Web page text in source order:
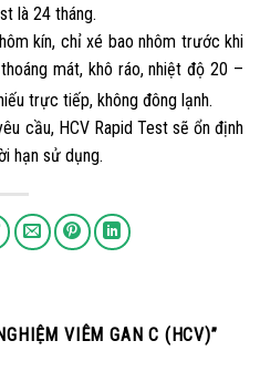
là 24 tháng.
kín, chỉ xé bao nhôm trước khi
mát, khô ráo, nhiệt độ 20 –
trực tiếp, không đông lạnh.
cầu, HCV Rapid Test sẽ ổn định
hạn sử dụng.
VIÊM GAN C (HCV)”